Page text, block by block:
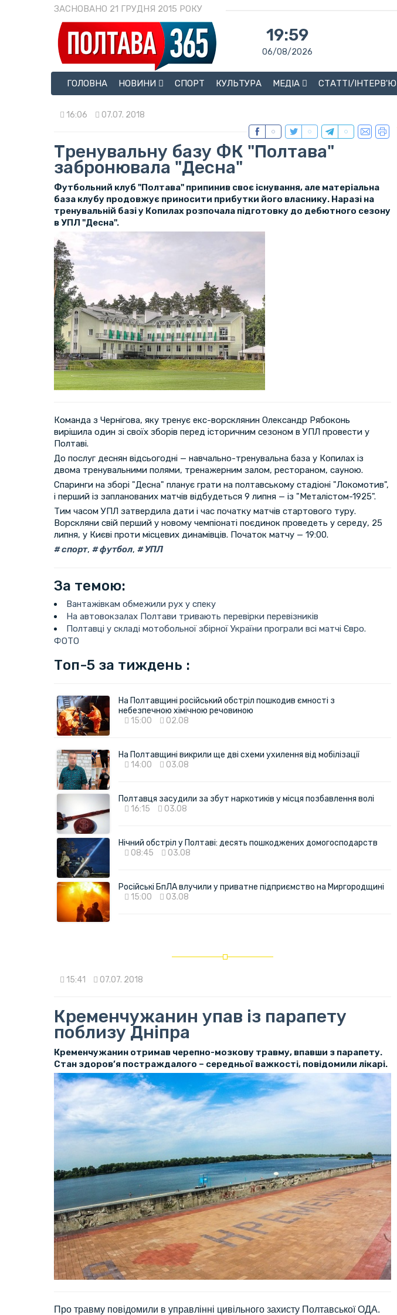
ЗАСНОВАНО 21 ГРУДНЯ 2015 РОКУ
19:59
06/08/2026
ГОЛОВНА
НОВИНИ СПОРТ КУЛЬТУРА МЕДІА СТАТТІ/ІНТЕРВ'Ю
16:06 07.07. 2018
Тренувальну базу ФК "Полтава"
забронювала "Десна"
Футбольний клуб "Полтава" припинив своє існування, але матеріальна
база клубу продовжує приносити прибутки його власнику. Наразі на
тренувальній базі у Копилах розпочала підготовку до дебютного сезону
в УПЛ "Десна".
Команда з Чернігова, яку тренує екс-ворсклянин Олександр Рябоконь
вирішила один зі своїх зборів перед історичним сезоном в УПЛ провести у
Полтаві.
До послуг деснян відсьогодні — навчально-тренувальна база у Копилах із
двома тренувальними полями, тренажерним залом, рестораном, сауною.
Спаринги на зборі "Десна" планує грати на полтавському стадіоні "Локомотив",
і перший із запланованих матчів відбудеться 9 липня — із "Металістом-1925".
Тим часом УПЛ затвердила дати і час початку матчів стартового туру.
Ворскляни свій перший у новому чемпіонаті поєдинок проведеть у середу, 25
липня, у Києві проти місцевих динамівців. Початок матчу — 19:00.
спорт, футбол, УПЛ
За темою:
Вантажівкам обмежили рух у спеку
На автовокзалах Полтави тривають перевірки перевізників
Полтавці у складі мотобольної збірної України програли всі матчі Євро.
ФОТО
Топ-5 за тиждень :
На Полтавщині російський обстріл пошкодив ємності з
небезпечною хімічною речовиною
15:00
02.08
На Полтавщині викрили ще дві схеми ухилення від мобілізації
14:00
03.08
Полтавця засудили за збут наркотиків у місця позбавлення волі
16:15
03.08
Нічний обстріл у Полтаві: десять пошкоджених домогосподарств
08:45
03.08
Російські БпЛА влучили у приватне підприємство на Миргородщині
15:00
03.08
15:41 07.07. 2018
Кременчужанин упав із парапету
поблизу Дніпра
Кременчужанин отримав черепно-мозкову травму, впавши з парапету.
Стан здоров’я постраждалого – середньої важкості, повідомили лікарі.
Про травму повідомили в управлінні цивільного захисту Полтавської ОДА.